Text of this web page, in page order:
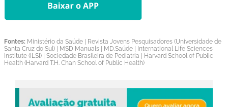
Fontes: Ministério da Saúde | Revista Jovens Pesquisadores (Universidade de
Santa Cruz do Sul) | MSD Manuals | MD.Saúde | International Life Sciences
Institute (ILSI) | Sociedade Brasileira de Pediatria | Harvard School of Public
Health (Harvard T.H. Chan School of Public Health)